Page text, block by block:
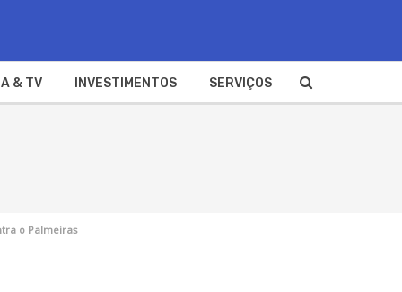
& TV INVESTIMENTOS SERVIÇOS
o Palmeiras